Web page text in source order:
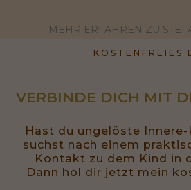
MEHR ERFAHREN ZU
KOSTENFREIES
VERBINDE DICH MIT
Hast du ungelöste
suchst nach einem
Kontakt zu dem Kind in
Dann hol dir jetzt mein